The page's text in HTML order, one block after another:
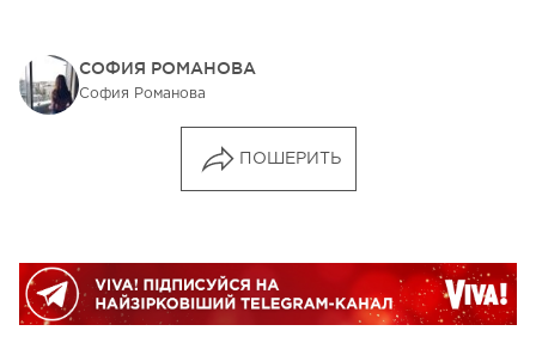
СОФИЯ РОМАНОВА
София Романова
ПОШЕРИТЬ